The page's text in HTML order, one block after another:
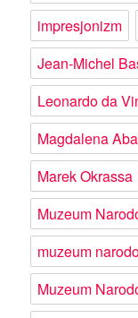
impresjonizm
Jean-Michel
Leonardo da
Magdalena
Marek Okrassa
Muzeum
muzeum
Muzeum